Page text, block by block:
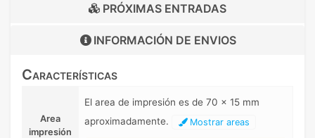
PRÓXIMAS ENTRADAS
INFORMACIÓN DE ENVIOS
Características
Area
impresión
El area de impresión es de 70 x 15 mm
aproximadamente.
Mostrar areas